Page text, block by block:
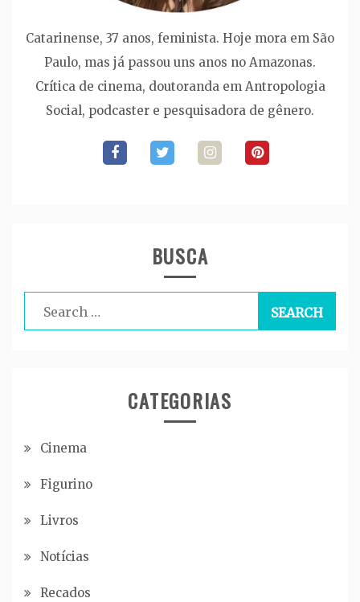
Catarinense, 37 anos, feminista. Hoje mora em São
Paulo, mas já passou uns anos no Amazonas.
Crítica de cinema, doutoranda em Antropologia
Social, podcaster e pesquisadora de gênero.
BUSCA
for:
CATEGORIAS
Cinema
Figurino
Livros
Notícias
Recados